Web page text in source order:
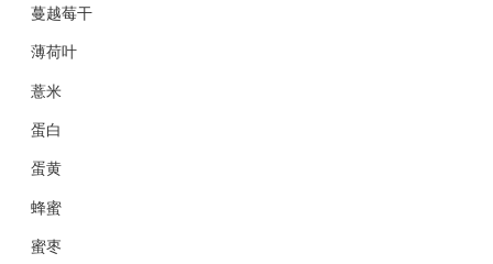
蔓越莓干
薄荷叶
薏米
蛋白
蛋黄
蜂蜜
蜜枣